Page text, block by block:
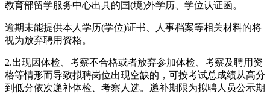
教育部留学服务中心出具的国(境)外学历、学位认证函。
逾期未能提供本人学历(学位)证书、人事档案等相关材料的将
视为放弃聘用资格。
2.出现因体检、考察不合格或者放弃参加体检、考察及聘用资
格等情形而导致拟聘岗位出现空缺的，可按考试总成绩从高分
到低分依次递补体检、考察人选。递补期限为拟聘人员公示期